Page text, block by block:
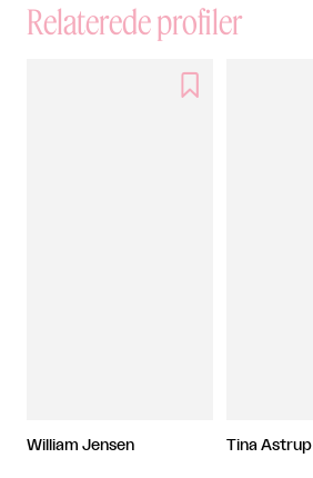
Relaterede profiler

William Jensen Tina Astrup